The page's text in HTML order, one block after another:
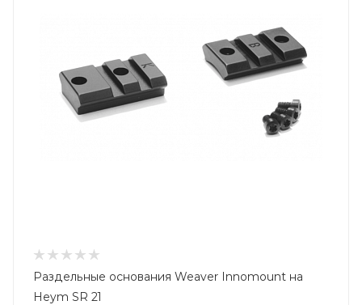
Раздельные основания Weaver Innomount на
Heym SR 21